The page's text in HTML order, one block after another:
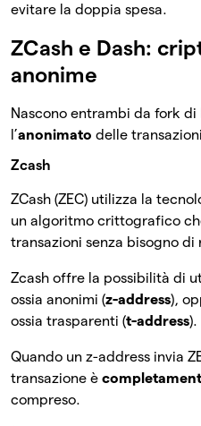
evitare la doppia spesa.
ZCash e Dash:
anonime
Nascono entrambi da fork
l’anonimato delle transazioni
Zcash
ZCash (ZEC) utilizza la
un algoritmo crittografico
transazioni senza bisogno
Zcash offre la possibilità di
ossia anonimi (z-address),
ossia trasparenti (t-address).
Quando un z-address invia
transazione è
compreso.